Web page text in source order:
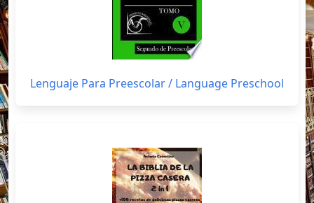
Lenguaje Para Preescolar / Language Preschool